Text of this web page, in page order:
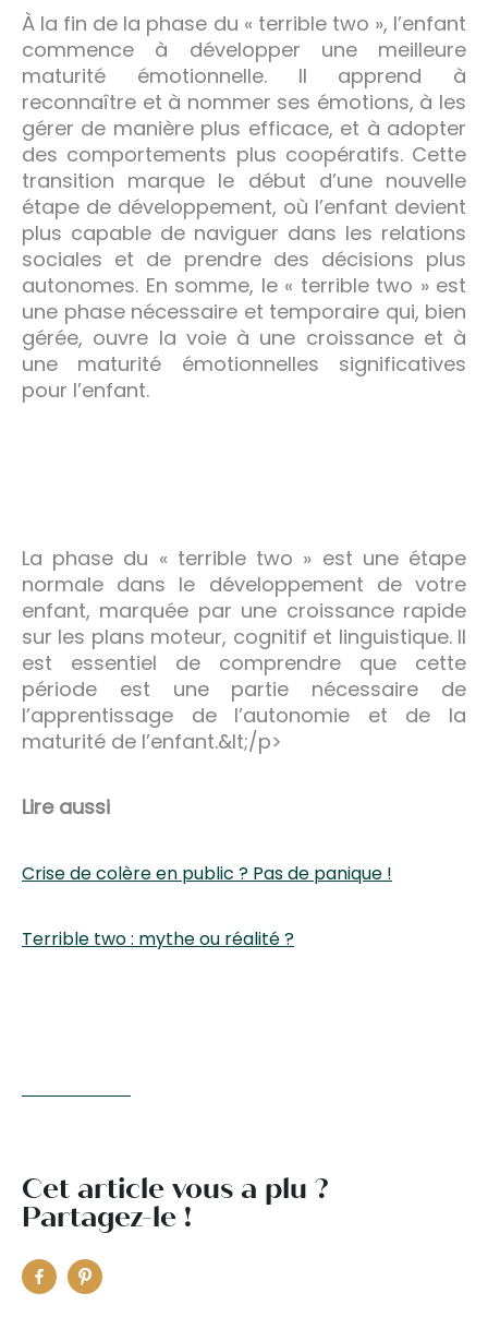
À la fin de la phase du « terrible two », l’enfant
commence à développer une meilleure
maturité émotionnelle. Il apprend à
reconnaître et à nommer ses émotions, à les
gérer de manière plus efficace, et à adopter
des comportements plus coopératifs. Cette
transition marque le début d’une nouvelle
étape de développement, où l’enfant devient
plus capable de naviguer dans les relations
sociales et de prendre des décisions plus
autonomes. En somme, le « terrible two » est
une phase nécessaire et temporaire qui, bien
gérée, ouvre la voie à une croissance et à
une maturité émotionnelles significatives
pour l’enfant.
La phase du « terrible two » est une étape
normale dans le développement de votre
enfant, marquée par une croissance rapide
sur les plans moteur, cognitif et linguistique. Il
est essentiel de comprendre que cette
période est une partie nécessaire de
l’apprentissage de l’autonomie et de la
maturité de l’enfant.&lt;/p>
Lire aussi
Crise de colère en public ? Pas de panique !
Terrible two : mythe ou réalité ?
Cet article vous a plu ?
Partagez-le !